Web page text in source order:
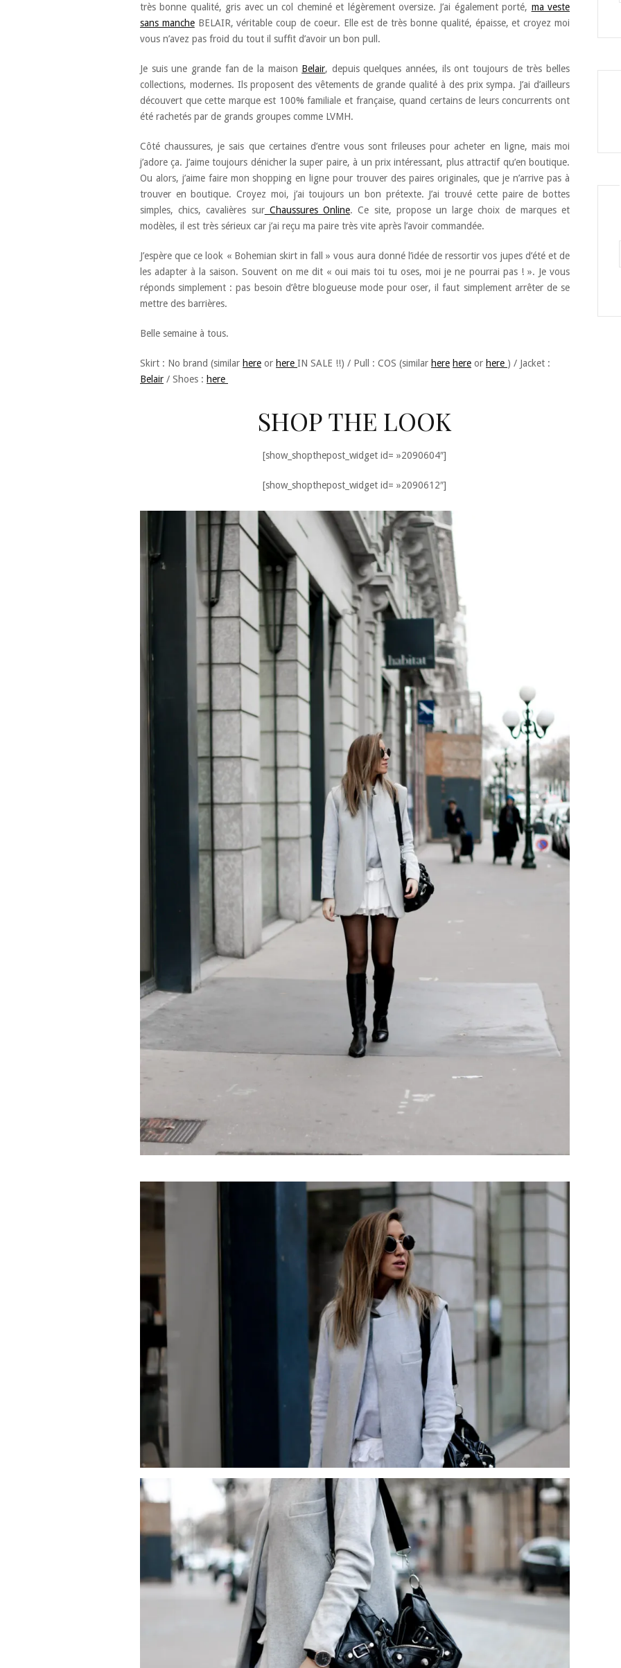
très bonne qualité, gris avec un col cheminé et légèrement oversize. J’ai également porté, ma veste
sans mancheBELAIR, véritable coup de coeur. Elle est de très bonne qualité, épaisse, et croyez moi
vous n’avez pas froid du tout il suffit d’avoir un bon pull.
Je suis une grande fan de la maison Belair, depuis quelques années, ils ont toujours de très belles
collections, modernes. Ils proposent des vêtements de grande qualité à des prix sympa. J’ai d’ailleurs
découvert que cette marque est 100% familiale et française, quand certains de leurs concurrents ont
été rachetés par de grands groupes comme LVMH.
Côté chaussures, je sais que certaines d’entre vous sont frileuses pour acheter en ligne, mais moi
j’adore ça. J’aime toujours dénicher la super paire, à un prix intéressant, plus attractif qu’en boutique.
Ou alors, j’aime faire mon shopping en ligne pour trouver des paires originales, que je n’arrive pas à
trouver en boutique. Croyez moi, j’ai toujours un bon prétexte. J’ai trouvé cette paire de bottes
simples, chics, cavalières surChaussures Online. Ce site, propose un large choix de marques et
modèles, il est très sérieux car j’ai reçu ma paire très vite après l’avoir commandée.
J’espère que ce look « Bohemian skirt in fall » vous aura donné l’idée de ressortir vos jupes d’été et de
les adapter à la saison. Souvent on me dit « oui mais toi tu oses, moi je ne pourrai pas ! ». Je vous
réponds simplement : pas besoin d’être blogueuse mode pour oser, il faut simplement arrêter de se
mettre des barrières.
Belle semaine à tous.
Skirt : No brand (similar here or here IN SALE !!) / Pull : COS (similar here here or here ) / Jacket :
Belair / Shoes : here
SHOP THE LOOK
[show_shopthepost_widget id= »2090604″]
[show_shopthepost_widget id= »2090612″]